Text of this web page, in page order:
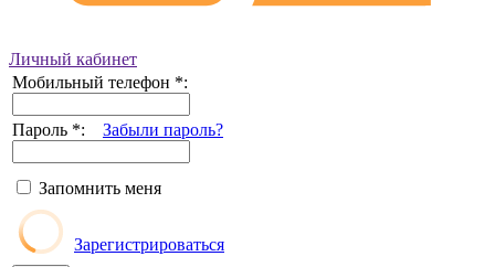
Личный кабинет
Мобильный телефон *:
Пароль *: Забыли пароль?
Запомнить меня
Зарегистрироваться